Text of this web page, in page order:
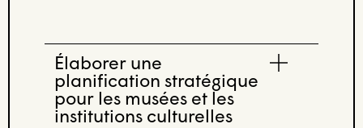
Élaborer une
planification stratégique
pour les musées et les
institutions culturelles